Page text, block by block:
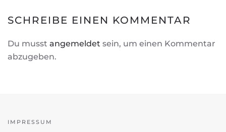
SCHREIBE EINEN KOMMENTAR
Du musst angemeldet sein, um einen Kommentar
abzugeben.
IMPRESSUM